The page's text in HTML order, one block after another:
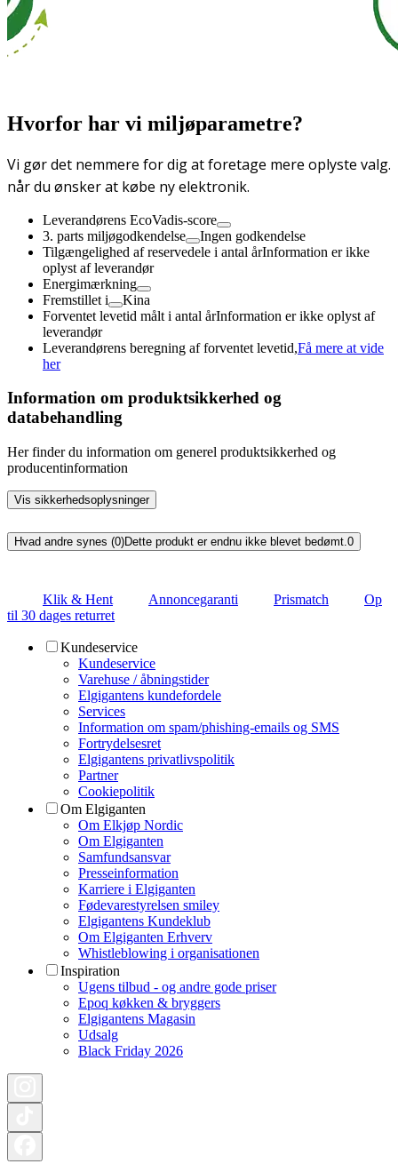
Hvorfor har vi miljøparametre?
Vi gør det nemmere for dig at foretage mere oplyste valg.
når du ønsker at købe ny elektronik.
Leverandørens EcoVadis-score
3. parts miljøgodkendelse
Ingen godkendelse
Tilgængelighed af reservedele i antal årInformation er ikke
oplyst af leverandør
Energimærkning
Fremstillet i
Kina
Forventet levetid målt i antal årInformation er ikke oplyst af
leverandør
Leverandørens beregning af forventet levetid,Få mere at vide
her
Information om produktsikkerhed og
databehandling
Her finder du information om generel produktsikkerhed og
producentinformation
Vis sikkerhedsoplysninger
Hvad andre synes (0)Dette produkt er endnu ikke blevet bedømt.0
Klik & Hent Annoncegaranti Prismatch
Op
til 30 dages returret
Kundeservice
Kundeservice
Varehuse / åbningstider
Elgigantens kundefordele
Services
Information om spam/phishing-emails og SMS
Fortrydelsesret
Elgigantens privatlivspolitik
Partner
Cookiepolitik
Om Elgiganten
Om Elkjøp Nordic
Om Elgiganten
Samfundsansvar
Presseinformation
Karriere i Elgiganten
Fødevarestyrelsen smiley
Elgigantens Kundeklub
Om Elgiganten Erhverv
Whistleblowing i organisationen
Inspiration
Ugens tilbud - og andre gode priser
Epoq køkken & bryggers
Elgigantens Magasin
Udsalg
Black Friday 2026